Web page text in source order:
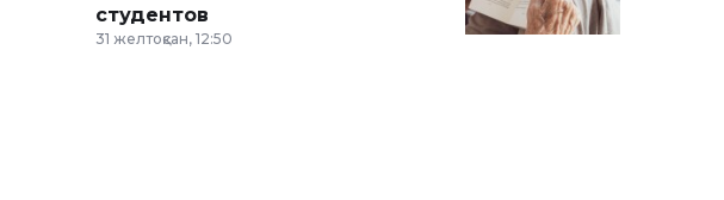
студентов
31 желтоқсан, 12:50